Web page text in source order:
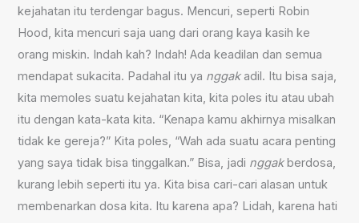
kejahatan itu terdengar bagus. Mencuri, seperti Robin
Hood, kita mencuri saja uang dari orang kaya kasih ke
orang miskin. Indah kah? Indah! Ada keadilan dan semua
mendapat sukacita. Padahal itu ya nggakadil. Itu bisa saja,
kita memoles suatu kejahatan kita, kita poles itu atau ubah
itu dengan kata-kata kita. “Kenapa kamu akhirnya misalkan
tidak ke gereja?” Kita poles, “Wah ada suatu acara penting
yang saya tidak bisa tinggalkan.” Bisa, jadi nggakberdosa,
kurang lebih seperti itu ya. Kita bisa cari-cari alasan untuk
membenarkan dosa kita. Itu karena apa? Lidah, karena hati